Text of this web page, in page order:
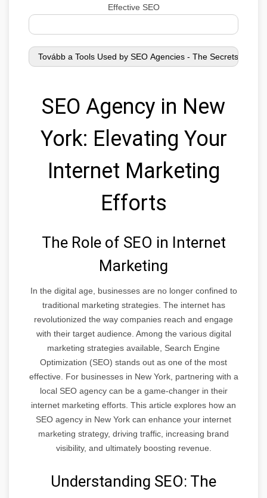
Effective SEO
SEO Agency in New
York: Elevating Your
Internet Marketing
Efforts
The Role of SEO in Internet
Marketing
In the digital age, businesses are no longer confined to
traditional marketing strategies. The internet has
revolutionized the way companies reach and engage
with their target audience. Among the various digital
marketing strategies available, Search Engine
Optimization (SEO) stands out as one of the most
effective. For businesses in New York, partnering with a
local SEO agency can be a game-changer in their
internet marketing efforts. This article explores how an
SEO agency in New York can enhance your internet
marketing strategy, driving traffic, increasing brand
visibility, and ultimately boosting revenue.
Understanding SEO: The